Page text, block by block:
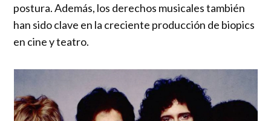
postura. Además, los derechos musicales también
han sido clave en la creciente producción de biopics
en cine y teatro.